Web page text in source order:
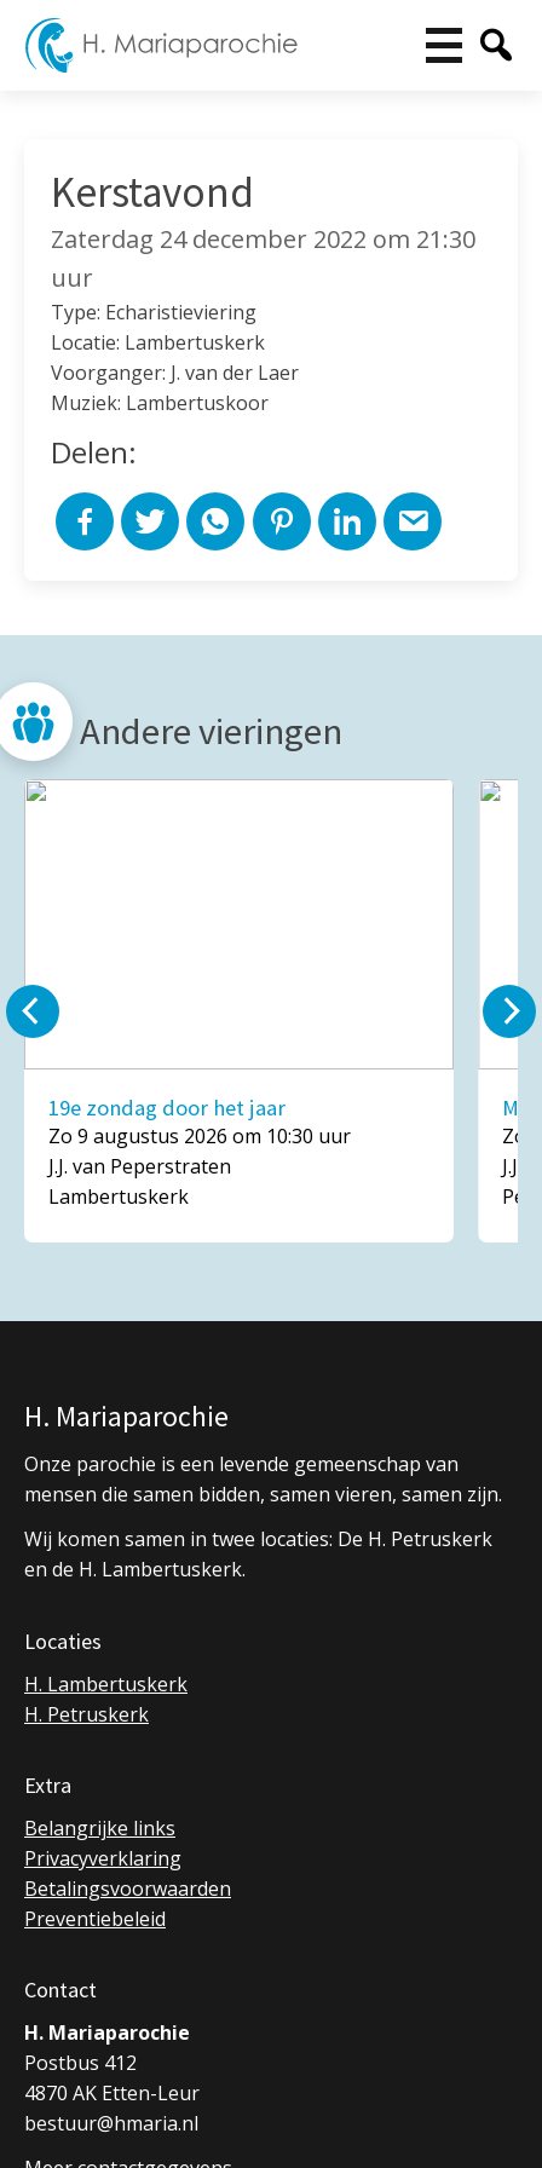
Kerstavond
Zaterdag 24 december 2022 om 21:30
uur
Type: Echaristieviering
Locatie: Lambertuskerk
Voorganger: J. van der Laer
Muziek: Lambertuskoor
Delen:
Andere vieringen
19e zondag door het jaar
Zo 9 augustus 2026 om 10:30 uur
J.J. van Peperstraten
Lambertuskerk
Zo
J.J.
H. Mariaparochie
Onze parochie is een levende gemeenschap van
mensen die samen bidden, samen vieren, samen zijn.
Wij komen samen in twee locaties: De H. Petruskerk
en de H. Lambertuskerk.
Locaties
H. Lambertuskerk
H. Petruskerk
Extra
Belangrijke links
Privacyverklaring
Betalingsvoorwaarden
Preventiebeleid
Contact
H. Mariaparochie
Postbus 412
4870 AK Etten-Leur
bestuur@hmaria.nl